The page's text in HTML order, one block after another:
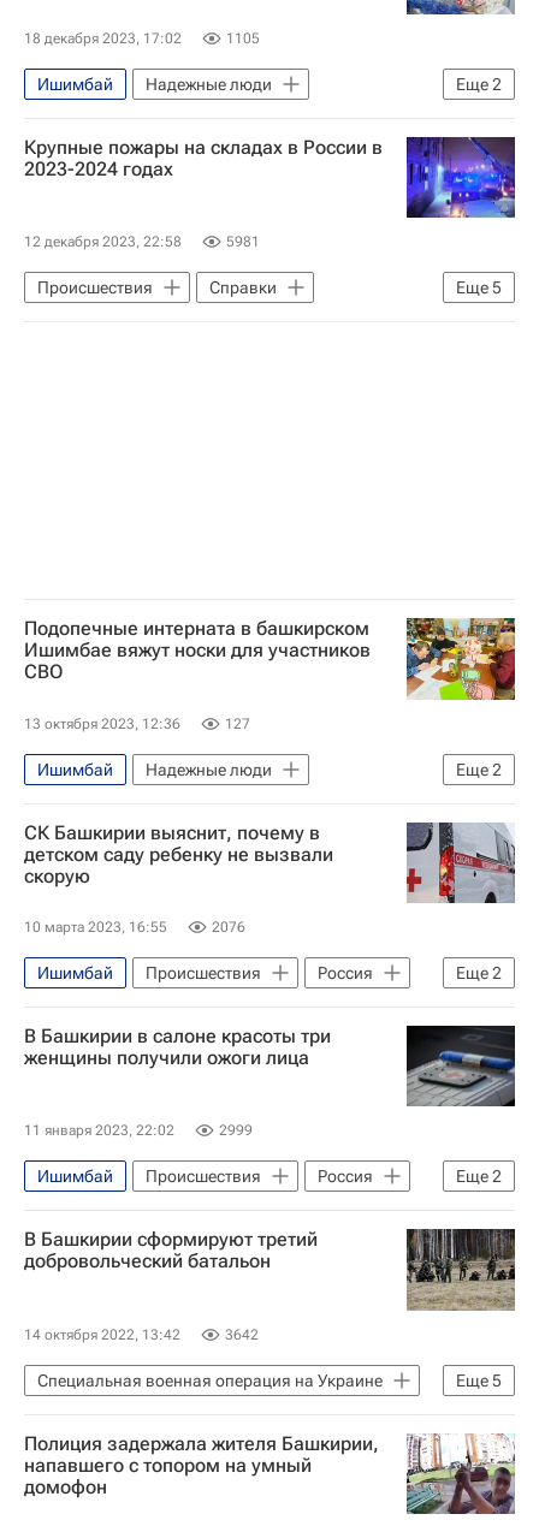
Торговая недвижимость
18 декабря 2023, 17:02 1105
Еще2
Ишимбай
Надежные люди
Ишимбайский район
Республика Башкортостан
Крупные пожары на складах в России в
2023-2024 годах
12 декабря 2023, 22:58 5981
Еще5
Происшествия
Справки
Московская область (Подмосковье)
Подопечные интерната в башкирском
Ишимбае вяжут носки для участников
СВО
13 октября 2023, 12:36 127
Еще2
Ишимбай
Надежные люди
Ишимбайский район
Республика Башкортостан
СК Башкирии выяснит, почему в
детском саду ребенку не вызвали
скорую
10 марта 2023, 16:55 2076
Еще2
Ишимбай Происшествия
Россия
Республика Башкортостан
Следственный комитет России (СК РФ)
В Башкирии в салоне красоты три
женщины получили ожоги лица
11 января 2023, 22:02 2999
Еще2
Ишимбай Происшествия
Россия
Следственный комитет России (СК РФ)
Республика Башкортостан
В Башкирии сформируют третий
добровольческий батальон
14 октября 2022, 13:42 3642
Еще5
Специальная военная операция на Украине
Уфа
Донбасс
Россия
Частичная мобилизация в России
Безопасность
Полиция задержала жителя Башкирии,
напавшего с топором на умный
домофон